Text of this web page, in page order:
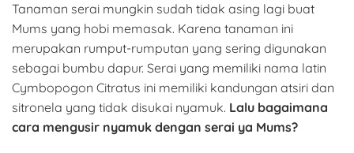
Tanaman serai mungkin sudah tidak asing lagi buat
Mums yang hobi memasak. Karena tanaman ini
merupakan rumput-rumputan yang sering digunakan
sebagai bumbu dapur. Serai yang memiliki nama latin
Cymbopogon Citratus ini memiliki kandungan atsiri dan
sitronela yang tidak disukai nyamuk. Lalu bagaimana
cara mengusir nyamuk dengan serai ya Mums?